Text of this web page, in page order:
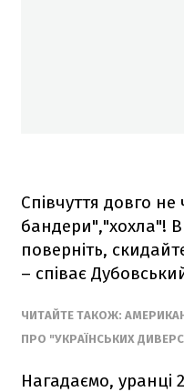
Співчуття довго
бандери","хохла"!
поверніть,
– cпіває
ЧИТАЙТЕ ТАКОЖ:
ПРО "УКРАЇНСЬКИХ
Нагадаємо, уранці